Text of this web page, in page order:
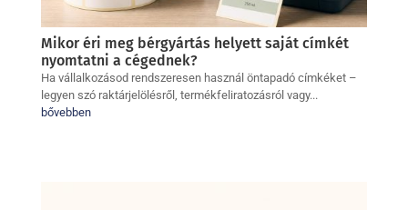
Mikor éri meg bérgyártás helyett saját címkét
nyomtatni a cégednek?
Ha vállalkozásod rendszeresen használ öntapadó címkéket –
legyen szó raktárjelölésről, termékfeliratozásról vagy...
bővebben